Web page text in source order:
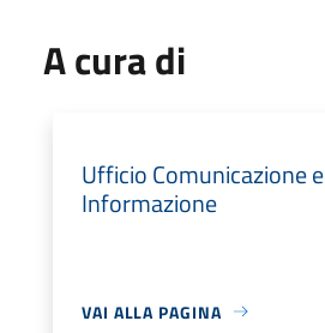
A cura di
Ufficio Comunicazione e
Informazione
VAI ALLA PAGINA